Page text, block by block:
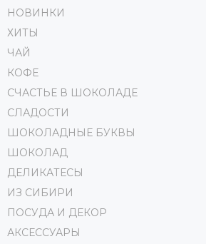
НОВИНКИ
ХИТЫ
ЧАЙ
КОФЕ
СЧАСТЬЕ В ШОКОЛАДЕ
СЛАДОСТИ
ШОКОЛАДНЫЕ БУКВЫ
ШОКОЛАД
ДЕЛИКАТЕСЫ
ИЗ СИБИРИ
ПОСУДА И ДЕКОР
АКСЕССУАРЫ